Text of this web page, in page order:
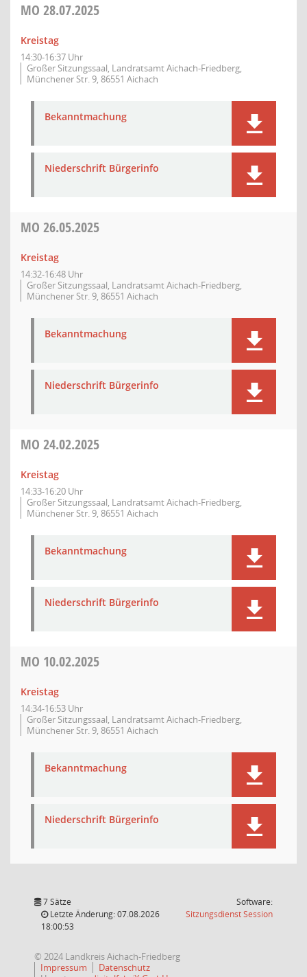
MO 28.07.2025
Kreistag
14:30-16:37 Uhr
Großer Sitzungssaal, Landratsamt Aichach-Friedberg,
Münchener Str. 9, 86551 Aichach
Bekanntmachung
Niederschrift Bürgerinfo
MO 26.05.2025
Kreistag
14:32-16:48 Uhr
Großer Sitzungssaal, Landratsamt Aichach-Friedberg,
Münchener Str. 9, 86551 Aichach
Bekanntmachung
Niederschrift Bürgerinfo
MO 24.02.2025
Kreistag
14:33-16:20 Uhr
Großer Sitzungssaal, Landratsamt Aichach-Friedberg,
Münchener Str. 9, 86551 Aichach
Bekanntmachung
Niederschrift Bürgerinfo
MO 10.02.2025
Kreistag
14:34-16:53 Uhr
Großer Sitzungssaal, Landratsamt Aichach-Friedberg,
Münchener Str. 9, 86551 Aichach
Bekanntmachung
Niederschrift Bürgerinfo
7 Sätze
Letzte Änderung: 07.08.2026
18:00:53
Software:
SitzungsdienstSession(Wird in
© 2024 Landkreis Aichach-Friedberg
Impressum
Datenschutz